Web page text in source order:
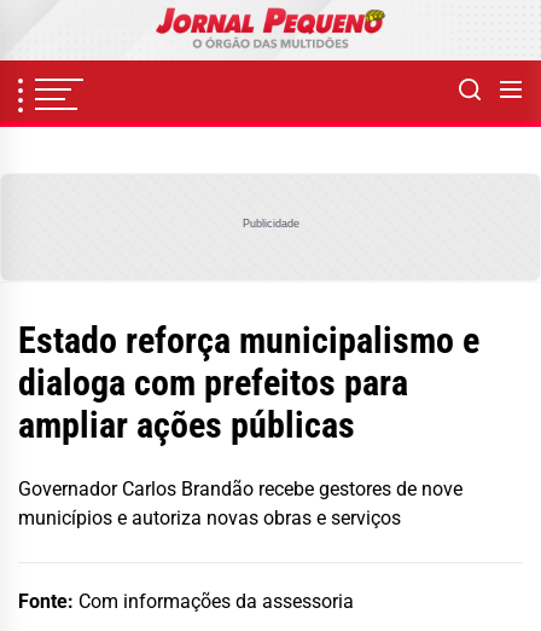
content
Publicidade
Estado reforça municipalismo e
dialoga com prefeitos para
ampliar ações públicas
Governador Carlos Brandão recebe gestores de nove
municípios e autoriza novas obras e serviços
Fonte: Com informações da assessoria